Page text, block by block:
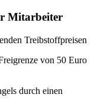
Mitarbeiter
Treibstoffpreisen
von 50 Euro
durch einen